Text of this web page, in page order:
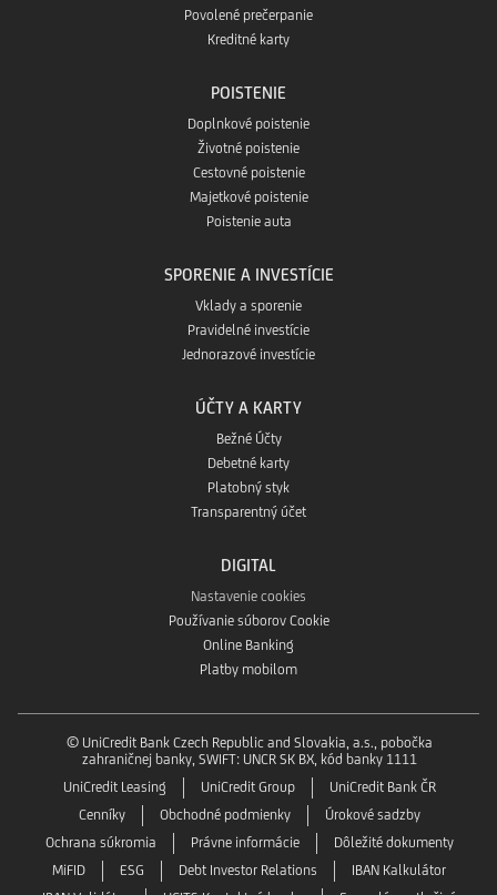
Povolené prečerpanie
Kreditné karty
POISTENIE
Doplnkové poistenie
Životné poistenie
Cestovné poistenie
Majetkové poistenie
Poistenie auta
SPORENIE A INVESTÍCIE
Vklady a sporenie
Pravidelné investície
Jednorazové investície
ÚČTY A KARTY
Bežné Účty
Debetné karty
Platobný styk
Transparentný účet
DIGITAL
Nastavenie cookies
Používanie súborov Cookie
Online Banking
Platby mobilom
© UniCredit Bank Czech Republic and Slovakia, a.s., pobočka
zahraničnej banky, SWIFT: UNCR SK BX, kód banky 1111
UniCredit Leasing
UniCredit Group
UniCredit Bank ČR
Cenníky
Obchodné podmienky
Úrokové sadzby
Ochrana súkromia
Právne informácie
Dôležité dokumenty
MiFID
ESG Debt Investor Relations
IBAN Kalkulátor